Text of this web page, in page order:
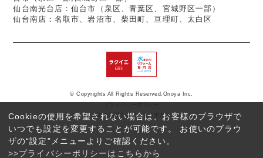
Cookieの使用を希望されない場合は、お客様のブラウザで
いつでも設定を変更することが可能です。 お使いのブラウ
ザの“設定”メニューよりご確認ください。
>>プライバシーポリシーはこちらから
反社会的勢力に対する基本方針
© Copyrights All Rights Reserved,Onoya Inc.
仙台南光台店：仙台市（泉区、青葉区、宮城野区一部）
仙台南店：名取市、岩沼市、柴田町、亘理町、太白区